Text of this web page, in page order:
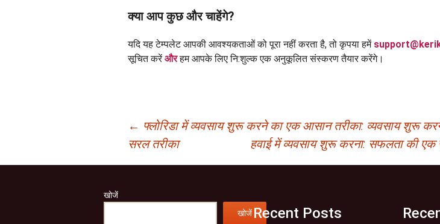
क्या आप कुछ और चाहेंगे?
यदि यह टेम्पलेट आपकी आवश्यकताओं को पूरा नहीं करता है, तो कृपया हमें
सूचित करें औरहम आपके लिए नि:शुल्क एक अनुकूलित संस्करण तैयार करेंगे।
← फ्लोरिडा में व्यवसाय शुरू करने का एक आसान तरीका: व्यवसाय शुरू
सरल तरीका
हवाई में व्यवसाय शुरू करना: सफलता की एक
खोजें
खोजें Recent Posts